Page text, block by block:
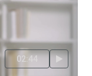
02:44